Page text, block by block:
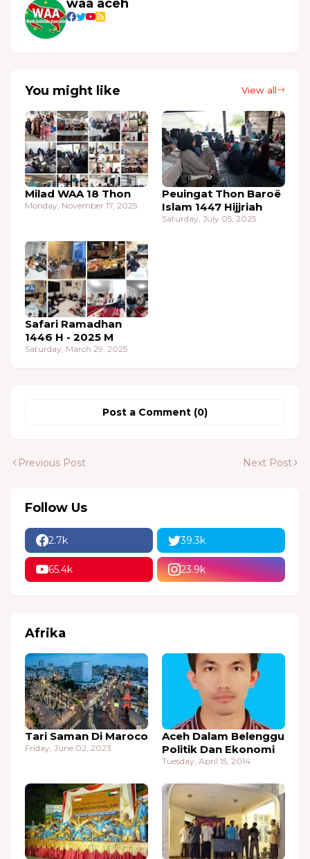
waa aceh
You might like View all
Milad WAA 18 Thon
Monday, November 17, 2025
Peuingat Thon Baroë
Islam 1447 Hijjriah
Saturday, July 05, 2025
Safari Ramadhan
1446 H - 2025 M
Saturday, March 29, 2025
Post a Comment (0)
Previous Post Next Post
Follow Us
2.7k 39.3k
65.4k 23.9k
Afrika
Tari Saman Di Maroco
Friday, June 02, 2023
Aceh Dalam Belenggu
Politik Dan Ekonomi
Tuesday, April 15, 2014